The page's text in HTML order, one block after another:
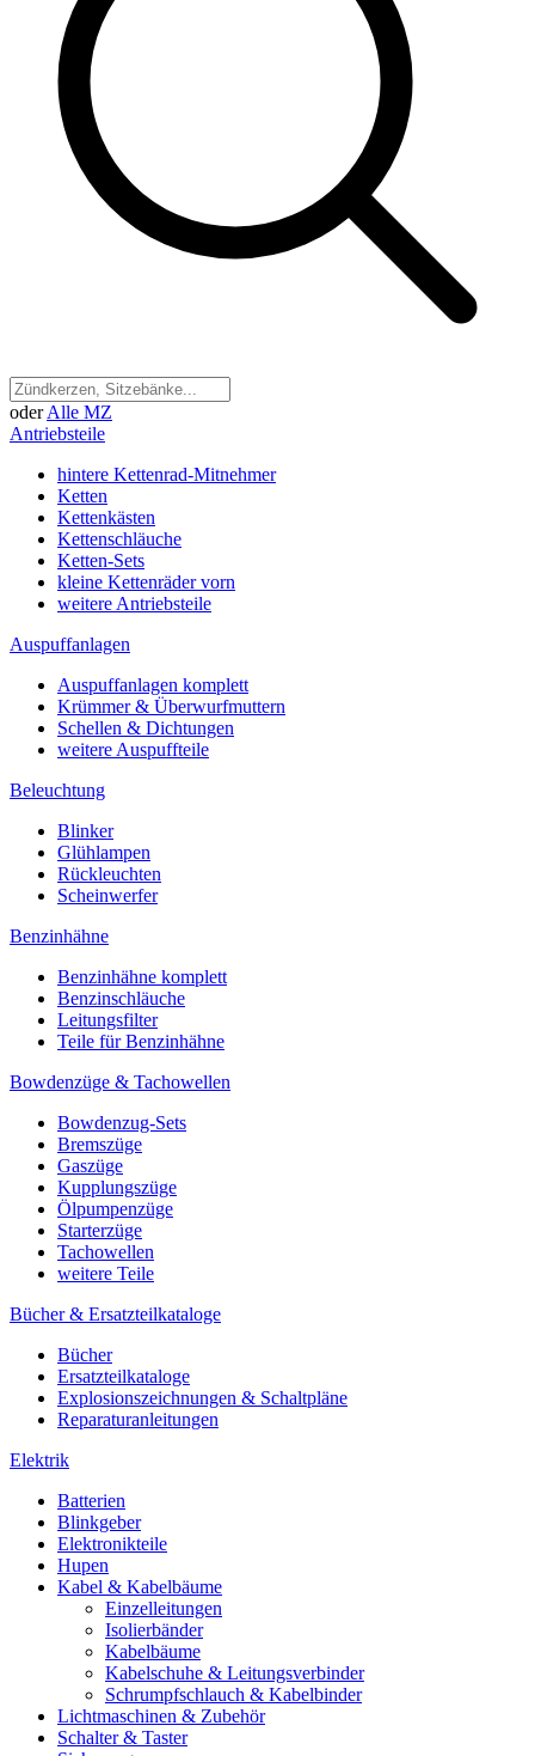
oder Alle MZ
Antriebsteile
hintere Kettenrad-Mitnehmer
Ketten
Kettenkästen
Kettenschläuche
Ketten-Sets
kleine Kettenräder vorn
weitere Antriebsteile
Auspuffanlagen
Auspuffanlagen komplett
Krümmer & Überwurfmuttern
Schellen & Dichtungen
weitere Auspuffteile
Beleuchtung
Blinker
Glühlampen
Rückleuchten
Scheinwerfer
Benzinhähne
Benzinhähne komplett
Benzinschläuche
Leitungsfilter
Teile für Benzinhähne
Bowdenzüge & Tachowellen
Bowdenzug-Sets
Bremszüge
Gaszüge
Kupplungszüge
Ölpumpenzüge
Starterzüge
Tachowellen
weitere Teile
Bücher & Ersatzteilkataloge
Bücher
Ersatzteilkataloge
Explosionszeichnungen & Schaltpläne
Reparaturanleitungen
Elektrik
Batterien
Blinkgeber
Elektronikteile
Hupen
Kabel & Kabelbäume
Einzelleitungen
Isolierbänder
Kabelbäume
Kabelschuhe & Leitungsverbinder
Schrumpfschlauch & Kabelbinder
Lichtmaschinen & Zubehör
Schalter & Taster